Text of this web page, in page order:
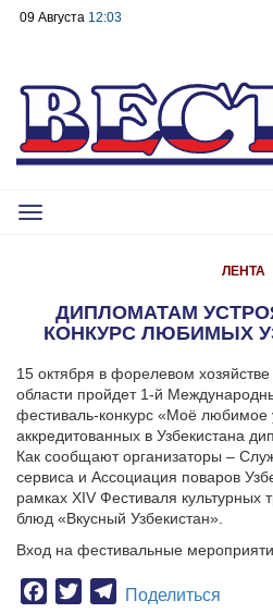
09 Августа 12:03
Toggle
ЛЕНТА
ДИПЛОМАТАМ
КОНКУРС ЛЮБИМЫХ
15 октября в форелевом
области пройдет 1-й
фестиваль-конкурс «Моё любимое
аккредитованных в Узбекистана
Как сообщают организаторы –
сервиса и Ассоциация поваров
рамках XIV Фестиваля культурных
блюд «Вкусный Узбекистан».
Вход на фестивальные
Facebook
TwitterTelegram
Поделиться